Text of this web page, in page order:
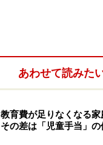
あわせて読みた
教育費が足りなくなる
その差は「児童手当」の